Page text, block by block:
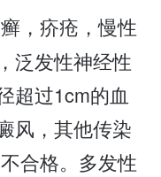
，疥疮，慢性
泛发性神经性
超过1cm的血
风，其他传染
合格。多发性